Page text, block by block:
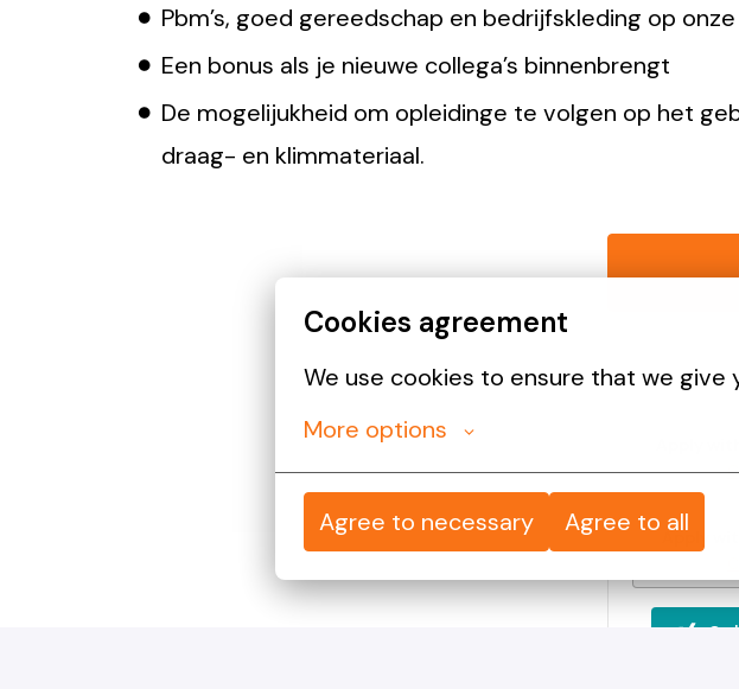
Cookies agreement
We use cookies to ensure that we
More options
Agree to necessary Agree to all
Pbm’s, goed gereedschap en bedrijfskleding op
Een bonus als je nieuwe collega’s binnenbrengt
De mogelijukheid om opleidinge te volgen op het
draag- en klimmateriaal.
Apply